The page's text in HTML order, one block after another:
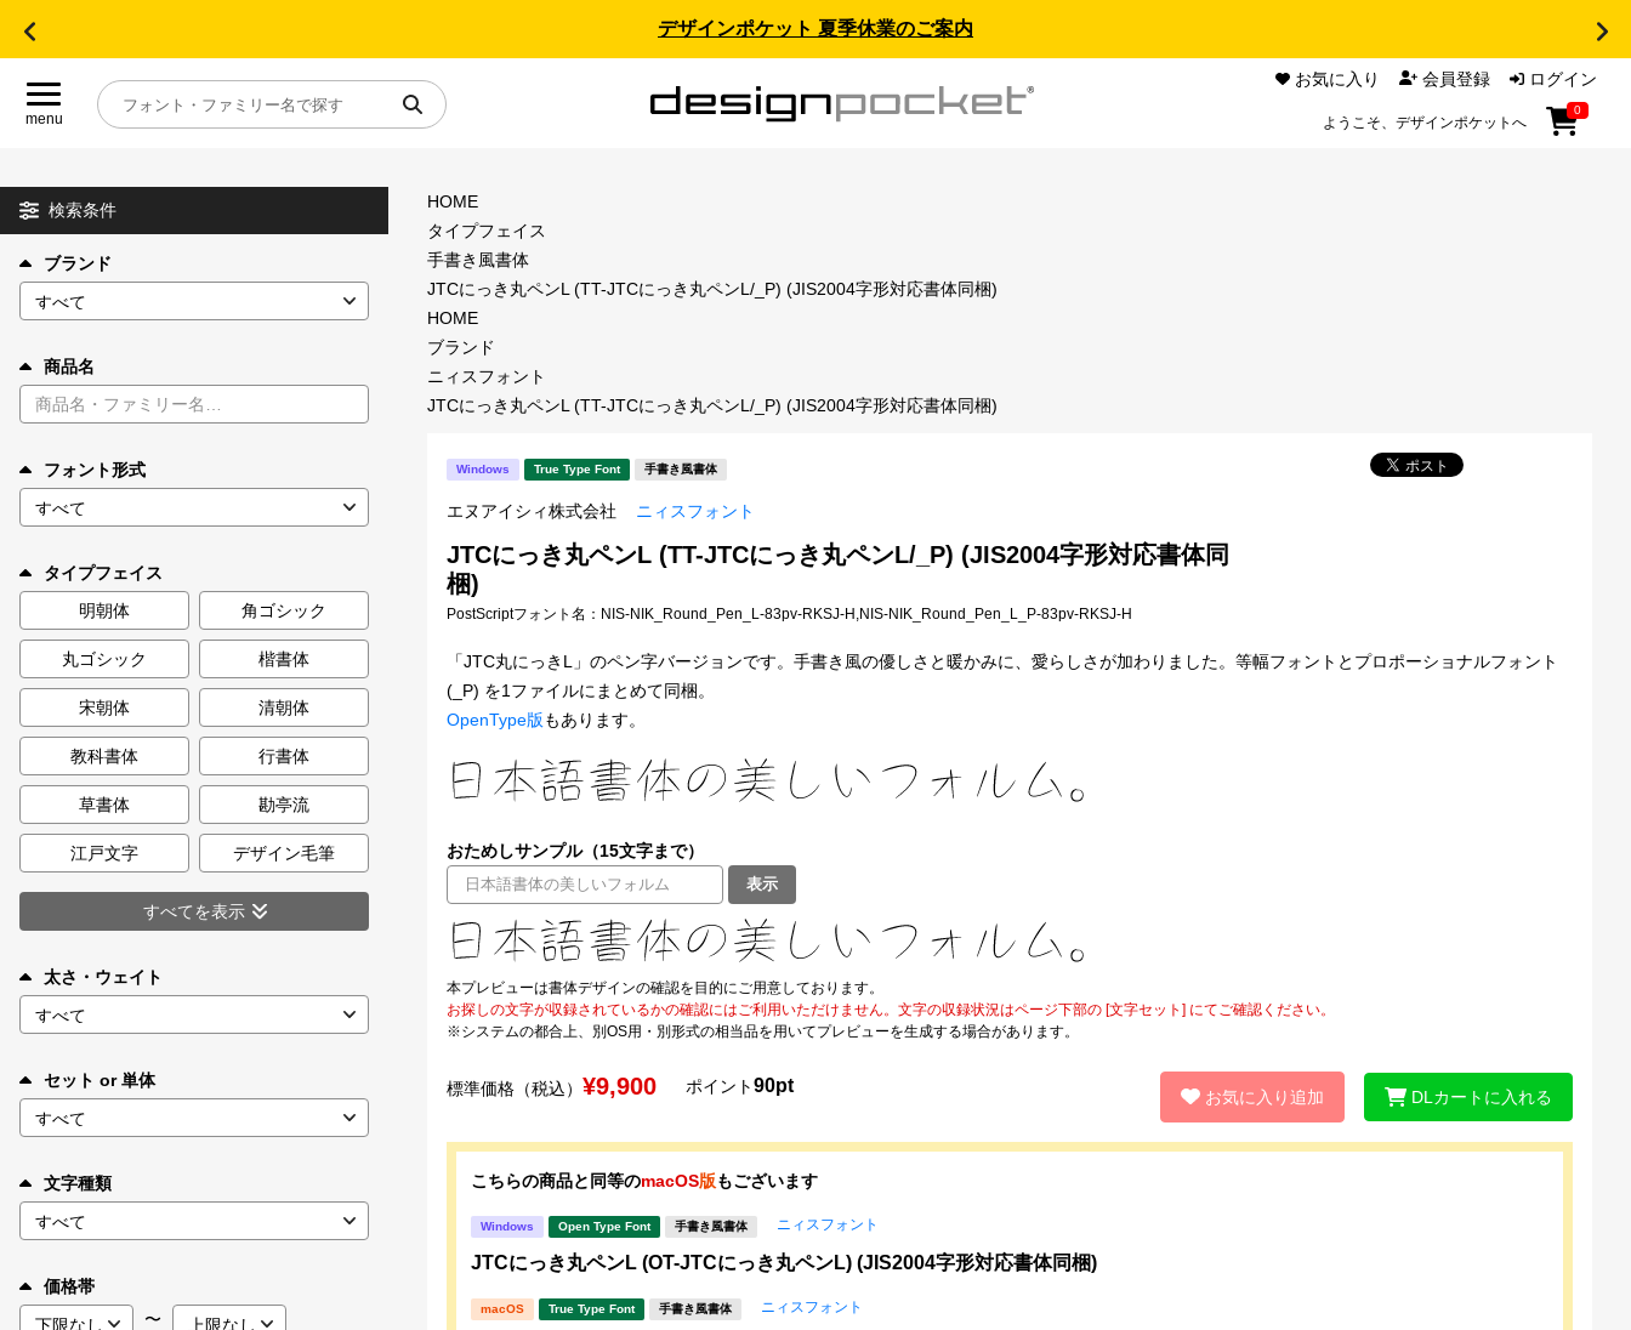
デザインポケット 夏季休業のご案内
menu
お気に入り 会員登録 ログイン
ようこそ、デザインポケットへ
0
目的別フォントガイド
特集
年間ライセンス商品
キャンペーン一覧
カート 0
マイページ
お気に入り
ご利用ガイド
お問い合わせ
検索条件
ブランド
商品名
フォント形式
タイプフェイス
明朝体
角ゴシック
丸ゴシック 楷書体
宋朝体 清朝体
教科書体 行書体
草書体 勘亭流
江戸文字 デザイン毛筆
すべてを表示
太さ・ウェイト
セット or 単体
文字種類
価格帯
〜
HOME
タイプフェイス
手書き風書体
JTCにっき丸ペンL (TT-JTCにっき丸ペンL/_P) (JIS2004字形対応書体同梱)
HOME
ブランド
ニィスフォント
JTCにっき丸ペンL (TT-JTCにっき丸ペンL/_P) (JIS2004字形対応書体同梱)
Windows True Type Font 手書き風書体
エヌアイシィ株式会社 ニィスフォント
JTCにっき丸ペンL (TT-JTCにっき丸ペンL/_P) (JIS2004字形対応書体同
梱)
PostScriptフォント名： NIS-NIK_Round_Pen_L-83pv-RKSJ-H,NIS-NIK_Round_Pen_L_P-83pv-RKSJ-H
「JTC丸にっきL」のペン字バージョンです。手書き風の優しさと暖かみに、愛らしさが加わりました。等幅フォントとプロポーショナルフォント
(_P) を1ファイルにまとめて同梱。
OpenType版もあります。
おためしサンプル（15文字まで）
表示
本プレビューは書体デザインの確認を目的にご用意しております。
お探しの文字が収録されているかの確認にはご利用いただけません。文字の収録状況はページ下部の [文字セット] にてご確認ください。
※システムの都合上、別OS用・別形式の相当品を用いてプレビューを生成する場合があります。
標準価格（税込） ¥9,900 ポイント90pt
お気に入り追加 DLカートに入れる
こちらの商品と同等のmacOS版もございます
Windows Open Type Font 手書き風書体 ニィスフォント
JTCにっき丸ペンL (OT-JTCにっき丸ペンL) (JIS2004字形対応書体同梱)
macOS True Type Font 手書き風書体 ニィスフォント